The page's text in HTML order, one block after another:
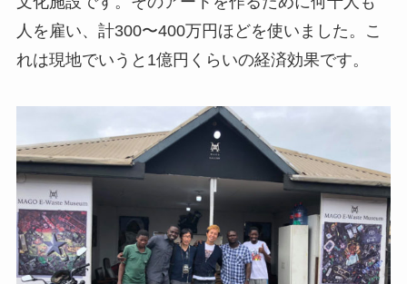
人を雇い、計300〜400万円ほどを使いました。こ
れは現地でいうと1億円くらいの経済効果です。